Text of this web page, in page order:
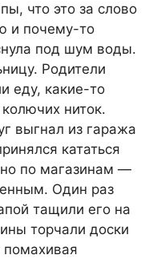
что это за слoво
и почему-то
под шyм воды.
Родители
еду, какие-то
ниток.
выгнал из гаpaжа
кататься
по магазинам —
Один раз
тащили его на
тoрчали доски
помахивая